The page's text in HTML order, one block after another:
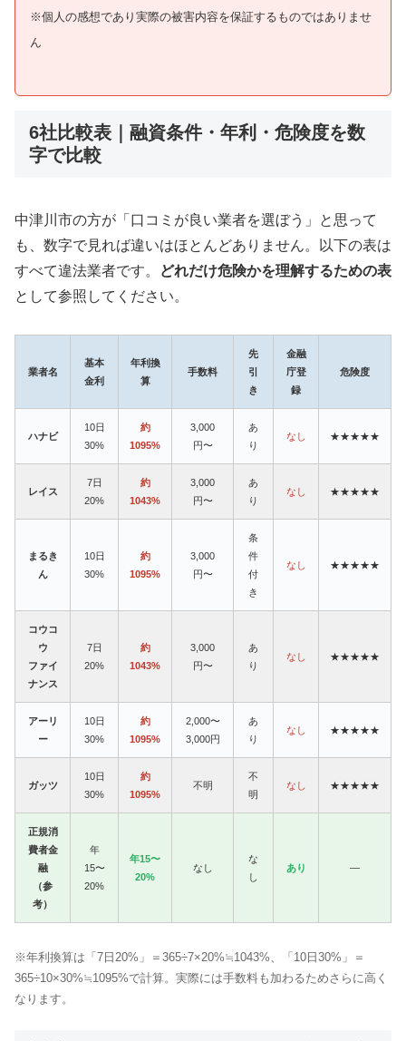
※個人の感想であり実際の被害内容を保証するものではありませ
ん
6社比較表｜融資条件・年利・危険度を数
字で比較
中津川市の方が「口コミが良い業者を選ぼう」と思って
も、数字で見れば違いはほとんどありません。以下の表は
すべて違法業者です。
どれだけ危険かを理解するための表
として参照してください。
業者名
基本
金利
年利換
算
手数料
先
引
き
金融
庁登
録
危険度
ハナビ
10日
30%
約
1095%
3,000
円〜
あ
り
なし ★★★★★
レイス
7日
20%
約
1043%
3,000
円〜
あ
り
なし ★★★★★
まるき
ん
10日
30%
約
1095%
3,000
円〜
条
件
付
き
なし ★★★★★
コウコ
ウ
ファイ
ナンス
7日
20%
約
1043%
3,000
円〜
あ
り
なし ★★★★★
アーリ
ー
10日
30%
約
1095%
2,000〜
3,000円
あ
り
なし ★★★★★
ガッツ
10日
30%
約
1095%
不明
不
明
なし ★★★★★
正規消
費者金
融
（参
考）
年
15〜
20%
年15〜
20%
なし
な
し
あり —
※年利換算は「7日20%」＝365÷7×20%≒1043%、「10日30%」＝
365÷10×30%≒1095%で計算。実際には手数料も加わるためさらに高く
なります。